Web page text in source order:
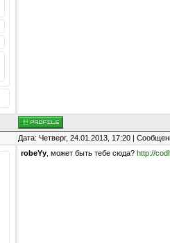
Дата: Четверг, 24.01.2013, 17:20 |
robeYy , может быть тебе сюда? http://